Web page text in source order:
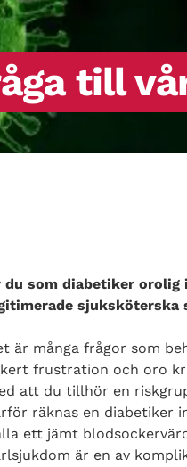
till
du som diabetiker orolig
sjuksköterska
är många frågor som
frustration och oro
att du tillhör en
räknas en diabetiker
ett jämt
är en av